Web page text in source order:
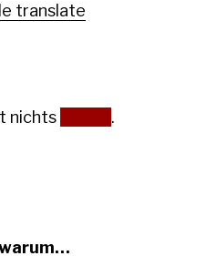
translate
nichts .
warum…